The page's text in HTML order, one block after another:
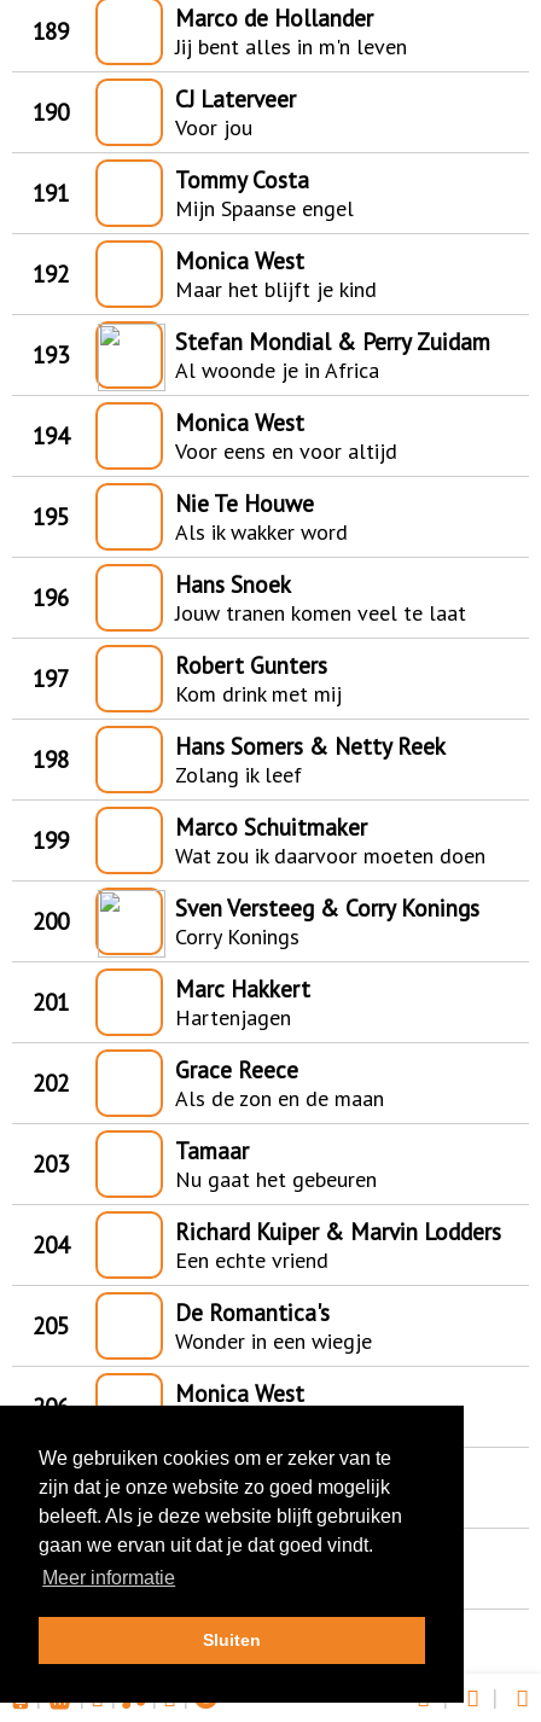
189 Marco de Hollander
Jij bent alles in m'n leven
190 CJ Laterveer
Voor jou
191 Tommy Costa
Mijn Spaanse engel
192 Monica West
Maar het blijft je kind
193 Stefan Mondial & Perry Zuidam
Al woonde je in Africa
194 Monica West
Voor eens en voor altijd
195 Nie Te Houwe
Als ik wakker word
196 Hans Snoek
Jouw tranen komen veel te laat
197 Robert Gunters
Kom drink met mij
198 Hans Somers & Netty Reek
Zolang ik leef
199 Marco Schuitmaker
Wat zou ik daarvoor moeten doen
200 Sven Versteeg & Corry Konings
Corry Konings
201 Marc Hakkert
Hartenjagen
202 Grace Reece
Als de zon en de maan
203 Tamaar
Nu gaat het gebeuren
204 Richard Kuiper & Marvin Lodders
Een echte vriend
205 De Romantica's
Wonder in een wiegje
206 Monica West
207 Thomas Berge
Alles komt goed
208 Glenda Peters
Laat je zien
The Moonlights
Zolang je bij me bent
| | | | | | |
We gebruiken cookies om er zeker van te
zijn dat je onze website zo goed mogelijk
beleeft. Als je deze website blijft gebruiken
gaan we ervan uit dat je dat goed vindt.
Meer informatie
Sluiten